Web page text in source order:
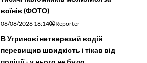
воїнів (ФОТО)
06/08/2026 18:14 Reporter
В Угринові нетверезий водій
перевищив швидкість і тікав від